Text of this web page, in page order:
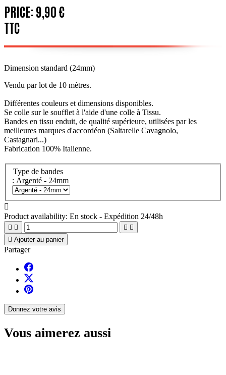
PRICE:9,90 €
TTC
Dimension standard (24mm)
Vendu par lot de 10 mètres.
Différentes couleurs et dimensions disponibles.
Se colle sur le soufflet à l'aide d'une colle à Tissu.
Bandes en tissu enduit, de qualité supérieure, utilisées par les
meilleures marques d'accordéon (Saltarelle Cavagnolo,
Castagnari...)
Fabrication 100% Italienne.
Type de bandes
: Argenté - 24mm

Product availability: En stock - Expédition 24/48h
   
 Ajouter au panier
Partager
Donnez votre avis
Vous aimerez aussi